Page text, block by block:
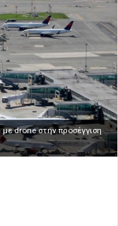
drone στην προσέγγιση